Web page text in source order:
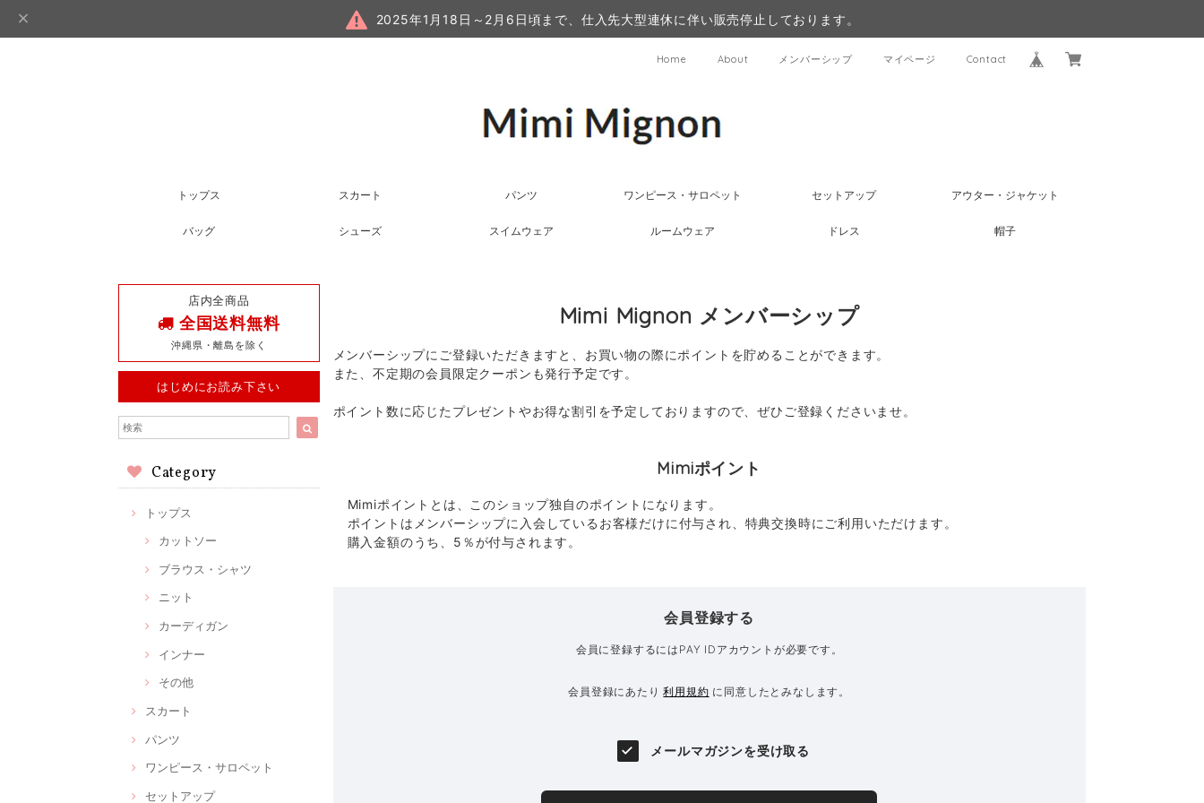
2025年1月18日～2月6日頃まで、仕入先大型連休に伴い販売停止しております。
Home About メンバーシップ マイページ Contact
トップス スカート パンツ ワンピース・サロペット セットアップ アウター・ジャケット
バッグ シューズ スイムウェア ルームウェア ドレス 帽子
店内全商品
全国送料無料
沖縄県・離島を除く
はじめにお読み下さい
Category
トップス
カットソー
ブラウス・シャツ
ニット
カーディガン
インナー
その他
スカート
パンツ
ワンピース・サロペット
セットアップ
Mimi Mignon メンバーシップ
メンバーシップにご登録いただきますと、お買い物の際にポイントを貯めることができます。
また、不定期の会員限定クーポンも発行予定です。
ポイント数に応じたプレゼントやお得な割引を予定しておりますので、ぜひご登録くださいませ。
Mimiポイント
Mimiポイントとは、このショップ独自のポイントになります。
ポイントはメンバーシップに入会しているお客様だけに付与され、特典交換時にご利用いただけます。
購入金額のうち、5％が付与されます。
会員登録する
会員に登録するにはPAY IDアカウントが必要です。
会員登録にあたり利用規約 に同意したとみなします。
メールマガジンを受け取る